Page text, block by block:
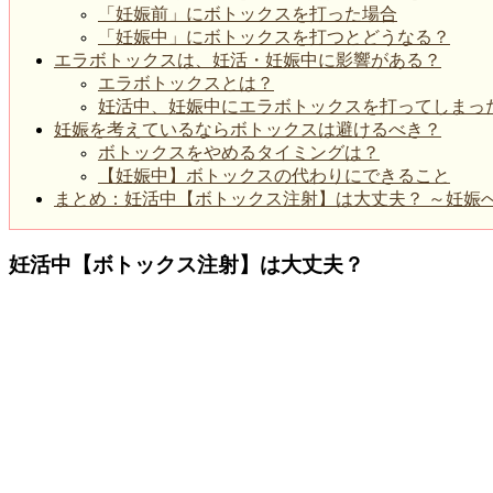
「妊娠前」にボトックスを打った場合
「妊娠中」にボトックスを打つとどうなる？
エラボトックスは、妊活・妊娠中に影響がある？
エラボトックスとは？
妊活中、妊娠中にエラボトックスを打ってしまっ
妊娠を考えているならボトックスは避けるべき？
ボトックスをやめるタイミングは？
【妊娠中】ボトックスの代わりにできること
まとめ：妊活中【ボトックス注射】は大丈夫？ ～妊娠
妊活中【ボトックス注射】は大丈夫？